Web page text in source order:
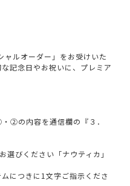
ャルオーダー」をお受けいた
記念日やお祝いに、プレミア
②の内容を通信欄の『３．
びください「ナウティカ」
につきに1文字ご指示くださ